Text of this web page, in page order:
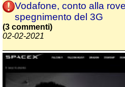
Vodafone, conto alla
spegnimento del 3G
(3 commenti)
02-02-2021